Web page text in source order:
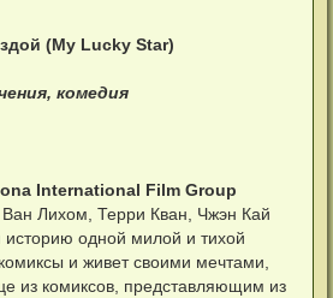
(My Lucky Star)
комедия
International Film Group
Лихом, Терри Кван, Чжэн Кай
одной милой и тихой
и живет своими мечтами,
из комиксов, представляющим из